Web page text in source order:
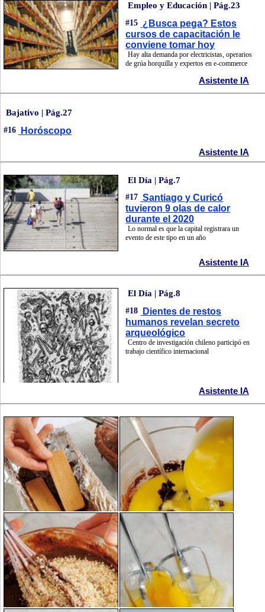
Empleo y Educación | Pág.23
#15 ¿Busca pega? Estos
cursos de capacitación le
conviene tomar hoy
Hay alta demanda por electricistas, operarios
de grúa horquilla y expertos en e-commerce
Asistente IA
Bajativo | Pág.27
#16 Horóscopo
Asistente IA
El Día | Pág.7
#17 Santiago y Curicó
tuvieron 9 olas de calor
durante el 2020
Lo normal es que la capital registrara un
evento de este tipo en un año
Asistente IA
El Día | Pág.8
#18
Dientes de restos
humanos revelan secreto
arqueológico
Centro de investigación chileno participó en
trabajo científico internacional
Asistente IA